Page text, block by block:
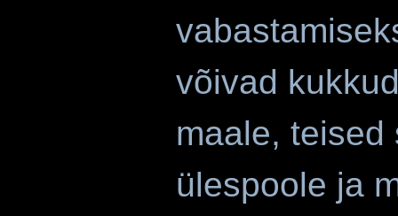
võivad
maale,
ülespoole ja